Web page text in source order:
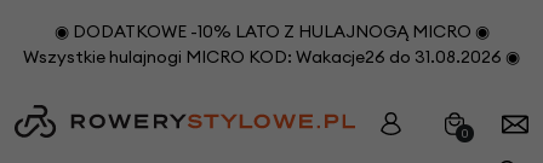
◉ DODATKOWE -10% LATO Z HULAJNOGĄ MICRO ◉
Wszystkie hulajnogi MICRO KOD: Wakacje26 do 31.08.2026 ◉
0